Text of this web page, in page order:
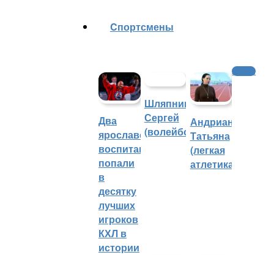
Cпортсмены
Два
ярославских
воспитанника
попали
в
десятку
лучших
игроков
КХЛ в
истории
Шляпников
Сергей
(волейбол)
Андрианова
Татьяна
(легкая
атлетика)
Хоккей